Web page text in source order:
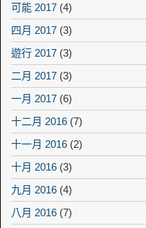
可能 2017 (4)
四月 2017 (3)
遊行 2017 (3)
二月 2017 (3)
一月 2017 (6)
十二月 2016 (7)
十一月 2016 (2)
十月 2016 (3)
九月 2016 (4)
八月 2016 (7)